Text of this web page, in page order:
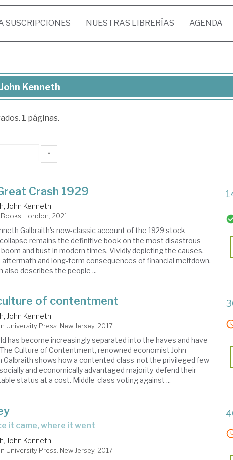
SUSCRIPCIONES NUESTRAS LIBRERÍAS AGENDA
Kenneth
1 páginas.
↑
Crash 1929
John Kenneth
London, 2021
Galbraith's now-classic account of the 1929 stock
remains the definitive book on the most disastrous
and bust in modern times. Vividly depicting the causes,
and long-term consequences of financial meltdown,
also describes the people ...
of contentment
John Kenneth
University Press. New Jersey, 2017
has become increasingly separated into the haves and have-
Culture of Contentment, renowned economist John
Galbraith shows how a contented class-not the privileged few
and economically advantaged majority-defend their
status at a cost. Middle-class voting against ...
it came, where it went
John Kenneth
University Press. New Jersey, 2017